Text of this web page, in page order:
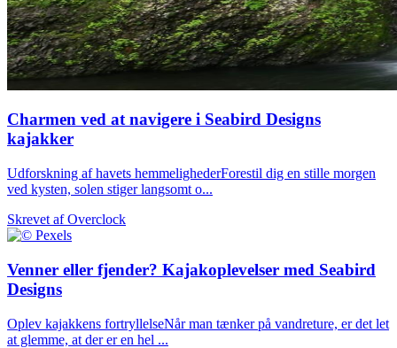
Charmen ved at navigere i Seabird Designs
kajakker
Udforskning af havets hemmelighederForestil dig en stille morgen
ved kysten, solen stiger langsomt o...
Skrevet afOverclock
Venner eller fjender? Kajakoplevelser med Seabird
Designs
Oplev kajakkens fortryllelseNår man tænker på vandreture, er det let
at glemme, at der er en hel ...